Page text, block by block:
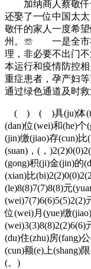
加纳商人蔡敬仟
还娶了一位中国太
敬仟的家人一度希
州。☏ 一是全市社
理，非必要不出门
本运行和疫情防控
重症患者，孕产妇
通过绿色通道及时救
( ) ( )具(ju)体(ti)
(dan)位(wei)和(he)个
(jin)缴(jiao)存(cun)
(suan)，(，
(gong)积(ji)金(jin)的
(xian)比
(le)8(8)7(7)8(8)元
(wei)7(7)6(6)5(5)2(2)
位(wei)月(yue)缴
(wei)3(3)8(8)2(2)6(6)
(du)住(zhu)房(fang)
(cun)额(e)上(shang)
(。)